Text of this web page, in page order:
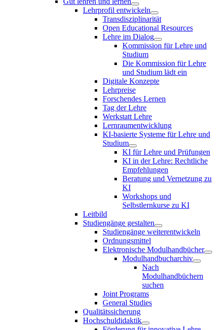
Lehrprofil entwickeln
Transdisziplinarität
Open Educational Resources
Lehre im Dialog
Kommission für Lehre und
Studium
Die Kommission für Lehre
und Studium lädt ein
Digitale Konzepte
Lehrpreise
Forschendes Lernen
Tag der Lehre
Werkstatt Lehre
Lernraumentwicklung
KI-basierte Systeme für Lehre und
Studium
KI für Lehre und Prüfungen
KI in der Lehre: Rechtliche
Empfehlungen
Beratung und Vernetzung zu
KI
Workshops und
Selbstlernkurse zu KI
Leitbild
Studiengänge gestalten
Studiengänge weiterentwickeln
Ordnungsmittel
Elektronische Modulhandbücher
Modulhandbucharchiv
Nach
Modulhandbüchern
suchen
Joint Programs
General Studies
Qualitätssicherung
Hochschuldidaktik